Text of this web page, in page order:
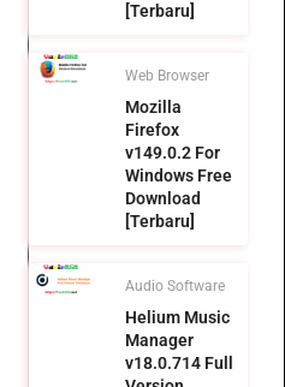
[Terbaru]
Web Browser
Mozilla
Firefox
v149.0.2 For
Windows Free
Download
[Terbaru]
Audio Software
Helium Music
Manager
v18.0.714 Full